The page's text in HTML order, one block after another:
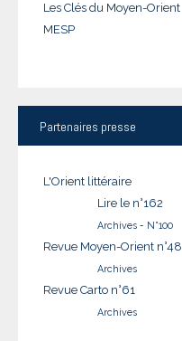
Les Clés du Moyen-Orient
MESP
Partenaires presse
L'Orient littéraire
Lire le n°162
Archives - N°100
Revue Moyen-Orient n°48
Archives
Revue Carto n°61
Archives